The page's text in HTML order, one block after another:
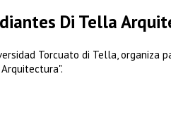
Di Tella
Torcuato di Tella, organiza